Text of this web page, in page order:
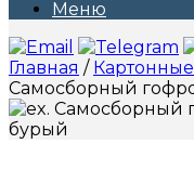
Меню
Главная /
Самосборный